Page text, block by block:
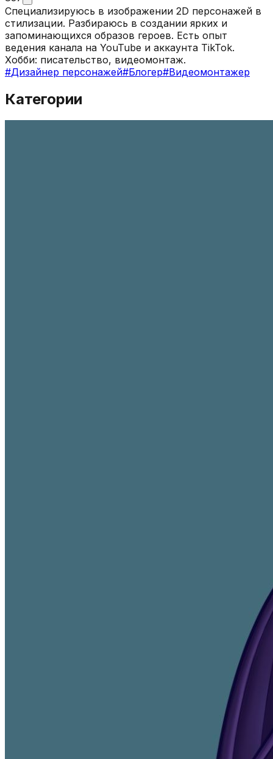
Специализируюсь в изображении 2D персонажей в
стилизации. Разбираюсь в создании ярких и
запоминающихся образов героев. Есть опыт
ведения канала на YouTube и аккаунта TikTok.
Хобби: писательство, видеомонтаж.
#Дизайнер персонажей#Блогер#Видеомонтажер
Категории